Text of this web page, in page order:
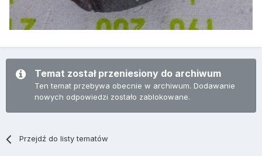
Temat został przeniesiony do archiwum
Ten temat przebywa obecnie w archiwum. Dodawanie
nowych odpowiedzi zostało zablokowane.
Przejdź do listy tematów